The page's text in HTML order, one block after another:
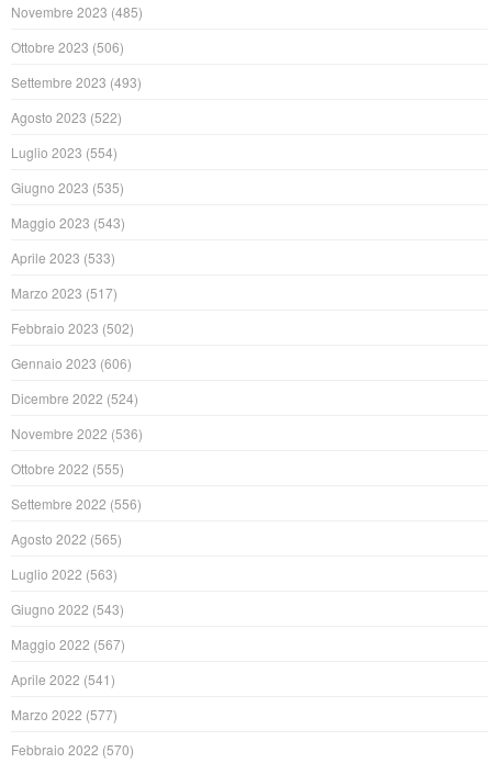
Novembre 2023 (485)
Ottobre 2023 (506)
Settembre 2023 (493)
Agosto 2023 (522)
Luglio 2023 (554)
Giugno 2023 (535)
Maggio 2023 (543)
Aprile 2023 (533)
Marzo 2023 (517)
Febbraio 2023 (502)
Gennaio 2023 (606)
Dicembre 2022 (524)
Novembre 2022 (536)
Ottobre 2022 (555)
Settembre 2022 (556)
Agosto 2022 (565)
Luglio 2022 (563)
Giugno 2022 (543)
Maggio 2022 (567)
Aprile 2022 (541)
Marzo 2022 (577)
Febbraio 2022 (570)